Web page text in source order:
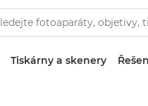
Tiskárny a skenery